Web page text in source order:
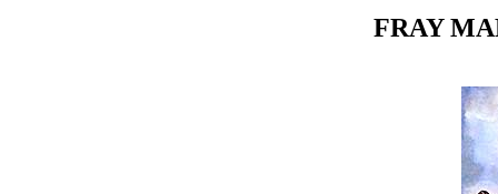
FRAY